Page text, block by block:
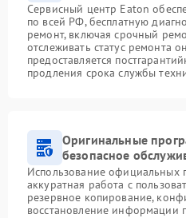
Сервисный центр Eaton
по всей РФ, бесплатную
ремонт, включая срочный
отслеживать статус ремонта
предоставляется
продления срока службы
Оригинальные
безопасное
Использование официальных
аккуратная работа с
резервное копирование,
восстановление информации